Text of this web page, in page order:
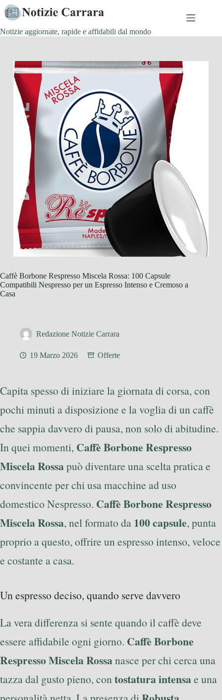
Salta
al
contenuto
Notizie aggiornate, rapide e affidabili dal mondo
Caffè Borbone Respresso Miscela Rossa: 100 Capsule
Compatibili Nespresso per un Espresso Intenso e Cremoso a
Casa
Redazione Notizie Carrara
19 Marzo 2026 Offerte
Capita spesso di iniziare la giornata di corsa, con
pochi minuti a disposizione e la voglia di un caffè
che sappia davvero di pausa, non solo di abitudine.
In quei momenti, Caffè Borbone Respresso
Miscela Rossapuò diventare una scelta pratica e
convincente per chi usa macchine ad uso
domestico Nespresso. Caffè Borbone Respresso
Miscela Rossa, nel formato da 100 capsule, punta
proprio a questo, offrire un espresso intenso, veloce
e costante a casa.
Un espresso deciso, quando serve davvero
La vera differenza si sente quando il caffè deve
essere affidabile ogni giorno. Caffè Borbone
Respresso Miscela Rossanasce per chi cerca una
tazza dal gusto pieno, contostatura intensae una